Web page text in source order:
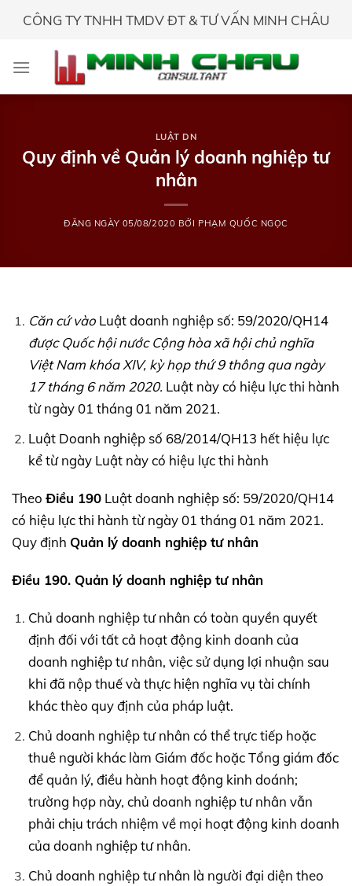
CÔNG TY TNHH TMDV ĐT & TƯ VẤN MINH CHÂU
LUẬT DN
Quy định về Quản lý doanh nghiệp tư
nhân
ĐĂNG NGÀY 05/08/2020 BỞI PHẠM QUỐC NGỌC
Căn cứ vào Luật doanh nghiệp số: 59/2020/QH14
được Quốc hội nước Cộng hòa xã hội chủ nghĩa
Việt Nam khóaXIV, kỳ họp thứ 9 thông qua ngày
17 tháng 6 năm 2020.Luật này có hiệu lực thi hành
từ ngày 01 tháng 01 năm 2021.
Luật Doanh nghiệp số 68/2014/QH13 hết hiệu lực
kể từ ngày Luật này có hiệu lực thi hành
Theo Điều 190 Luật doanh nghiệp số: 59/2020/QH14
có hiệu lực thi hành từ ngày 01 tháng 01 năm 2021.
Quy định Quản lý doanh nghiệp tư nhân
Điều 190. Quản lý doanh nghiệp tư nhân
Chủ doanh nghiệp tư nhân có toàn quyền quyết
định đối với tất cả hoạt động kinh doanh của
doanh nghiệp tư nhân, việc sử dụng lợi nhuận sau
khi đã nộp thuế và thực hiện nghĩa vụ tài chính
khác thèo quy định của pháp luật.
Chủ doanh nghiệp tư nhân có thể trực tiếp hoặc
thuê người khác làm Giám đốc hoặc Tổng giám đốc
để quản lý, điều hành hoạt động kinh doánh;
trường hợp này, chủ doanh nghiệp tư nhân vẫn
phải chịu trách nhiệm về mọi hoạt động kinh doanh
của doanh nghiệp tư nhân.
Chủ doanh nghiệp tư nhân là người đại diện theo